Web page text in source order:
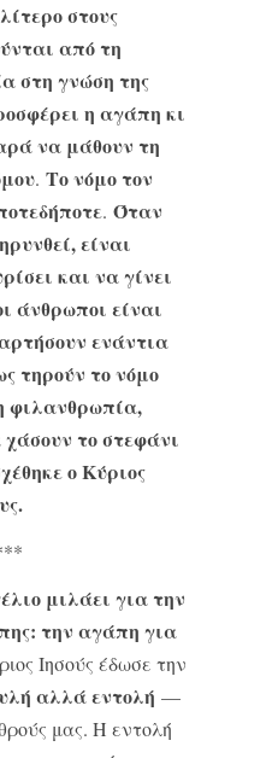
στους
από τη
στη γνώση της
η αγάπη κι
να μάθουν τη
. Το νόμο τον
. Όταν
είναι
και να γίνει
άνθρωποι είναι
ενάντια
τηρούν το νόμο
φιλανθρωπία,
το στεφάνι
ο Κύριος
μιλάει για την
την αγάπη για
Ιησούς έδωσε την
αλλά εντολή —
μας. Η εντολή